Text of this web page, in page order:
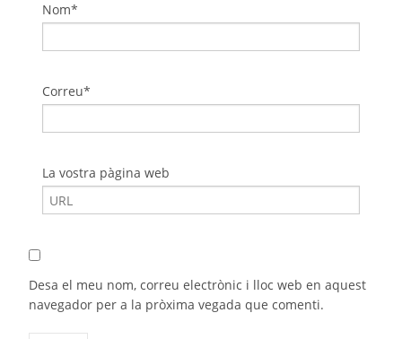
Nom*
Correu*
La vostra pàgina web
Desa el meu nom, correu electrònic i lloc web en aquest
navegador per a la pròxima vegada que comenti.